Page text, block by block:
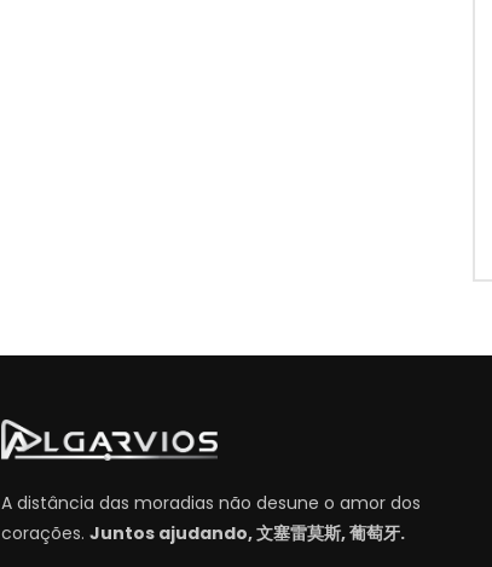
A distância das moradias não desune o amor dos
corações. Juntos ajudando, 文塞雷莫斯, 葡萄牙.